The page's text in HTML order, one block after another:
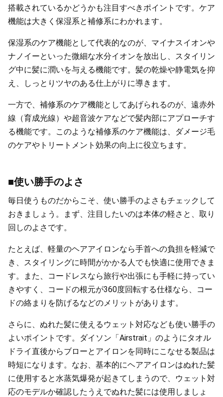
搭載されているかどうかも注目すべきポイントです。ケア
機能は大きく保湿系と補修系にわかれます。
保湿系のケア機能として代表的なのが、マイナスイオンや
ナノイーといった微細な水分イオンを放出し、スタイリン
グ中に髪に潤いを与える機能です。髪の乾燥や静電気を抑
え、しっとりツヤのある仕上がりに導きます。
一方で、補修系のケア機能としてあげられるのが、遠赤外
線（育成光線）や超音波ケアなどで髪内部にアプローチす
る機能です。このような補修系のケア機能は、ダメージ毛
のケアやトリートメント効果の向上に役立ちます。
■使い勝手のよさ
毎日使うものだからこそ、使い勝手のよさもチェックして
おきましょう。まず、注目したいのは本体の軽さと、取り
回しのよさです。
たとえば、軽量のヘアアイロンなら手首への負担を軽減で
き、スタイリングに時間がかかる人でも快適に使用できま
す。また、コードレスなら旅行や出張にも手軽に持ってい
きやすく、コードの根元が360度回転する仕様なら、コー
ドの絡まりを防げるなどのメリットがあります。
さらに、ぬれた髪に使えるウェット対応なども使い勝手の
よいポイントです。ダイソン「Airstrait」のようにタオル
ドライ直後からブローとアイロンを同時にこなせる製品は
時短になります。なお、基本的にヘアアイロンはぬれた髪
に使用すると水蒸気爆発が起きてしまうので、ウェット対
応のモデルか確認したうえでぬれた髪には使用しましょ